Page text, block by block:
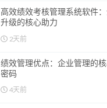
高效绩效考核管理系统软件
升级的核心助力
2天前
绩效管理优点：企业管理的
密码
4天前